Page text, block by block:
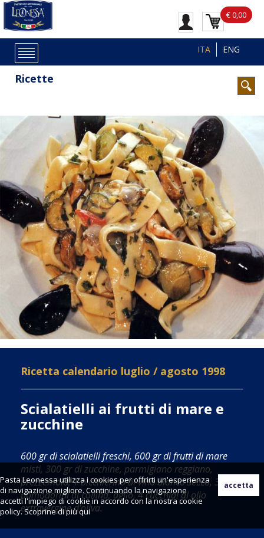
Pasta Leonessa utilizza i cookies per offrirti un'esperienza
di navigazione migliore. Continuando la navigazione
accetti l'impiego di cookie in accordo con la nostra cookie
policy. Scoprine di piùqui
€ 0,00
ITA ENG
Ricette
Ricetta calendario luglio / agosto 1998
Scialatielli ai frutti di mare e
zucchine
600 gr di scialatielli freschi, 600 gr di frutti di mare
misti, 300 gr di zucchine, parmigiano reggiano,
prezzemolo, 1 bicchierino di vino bianco secco, 3
pomodorini di collina, aglio, 4 cucchiai di olio
extravergine d'oliva.